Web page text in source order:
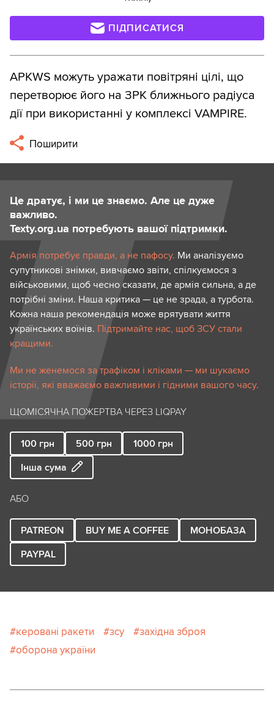
ПІДПИСАТИСЯ
APKWS можуть уражати повітряні цілі, що
перетворює його на ЗРК ближнього радіуса
дії при використанні у комплексі VAMPIRE.
Поширити
Це дратує, і ми це знаємо. Але це дуже
важливо.
Texty.org.ua потребують вашої підтримки.
Армія потребує правди, а не пафосу. Ми аналізуємо
супутникові знімки, вивчаємо звіти, спілкуємося з
військовими, щоб чесно сказати, де армія сильна, а де
потрібні зміни. Наша критика — це не зрада, а турбота.
Кожна наша рекомендація може врятувати життя
українських воїнів. Підтримайте нас, щоб ЗСУ стали
кращими.
Ми не женемося за трафіком і кліками — ми шукаємо
історії, які вважаємо важливими і гідними вашого часу.
ЩОМІСЯЧНА ПОЖЕРТВА ЧЕРЕЗ LIQPAY
100 грн 500 грн 1000 грн
Інша сума
АБО
PATREON BUY ME A COFFEE
МОНОБАЗА
PAYPAL
керовані ракети зсу
західна зброя
оборона україни